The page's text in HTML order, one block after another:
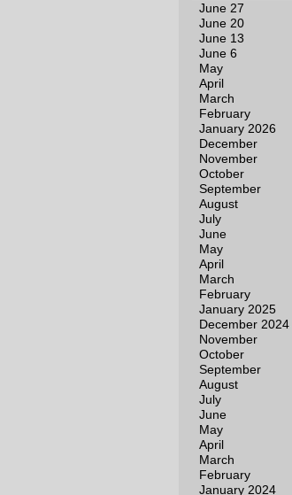
June 27
June 20
June 13
June 6
May
April
March
February
January 2026
December
November
October
September
August
July
June
May
April
March
February
January 2025
December 2024
November
October
September
August
July
June
May
April
March
February
January 2024